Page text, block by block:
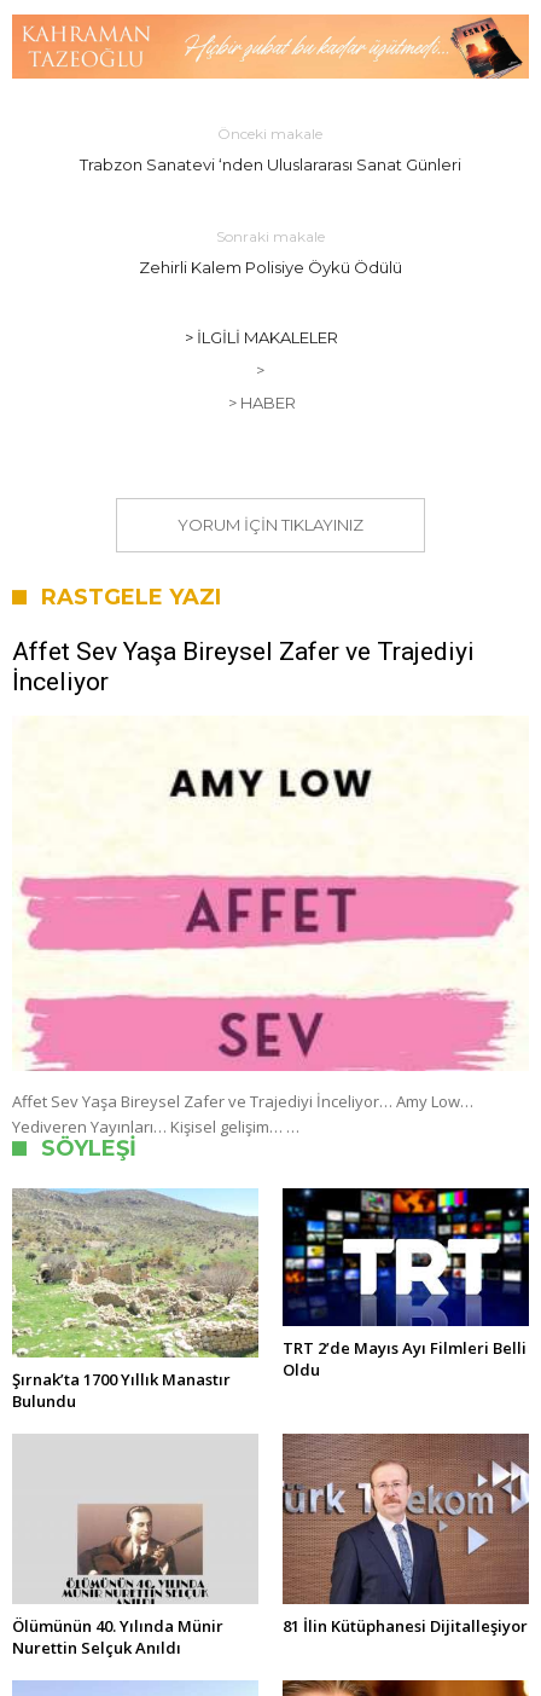
Önceki makale
Trabzon Sanatevi ‘nden Uluslararası Sanat Günleri
Sonraki makale
Zehirli Kalem Polisiye Öykü Ödülü
> İLGILI MAKALELER
>
> HABER
YORUM IÇIN TIKLAYINIZ
RASTGELE YAZI
Affet Sev Yaşa Bireysel Zafer ve Trajediyi
İnceliyor
Affet Sev Yaşa Bireysel Zafer ve Trajediyi İnceliyor… Amy Low…
Yediveren Yayınları… Kişisel gelişim… …
SÖYLEŞI
Şırnak’ta 1700 Yıllık Manastır
Bulundu
TRT 2’de Mayıs Ayı Filmleri Belli
Oldu
Ölümünün 40. Yılında Münir
Nurettin Selçuk Anıldı
81 İlin Kütüphanesi Dijitalleşiyor